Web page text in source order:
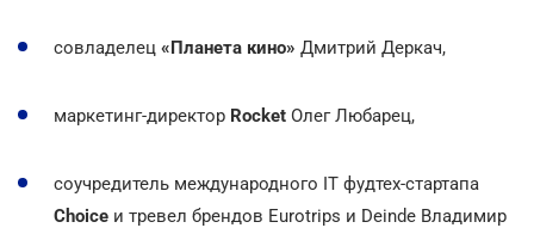
совладелец «Планета кино» Дмитрий Деркач,
маркетинг-директор Rocket Олег Любарец,
соучредитель международного IT фудтех-стартапа
Choice и тревел брендов Eurotrips и Deinde Владимир